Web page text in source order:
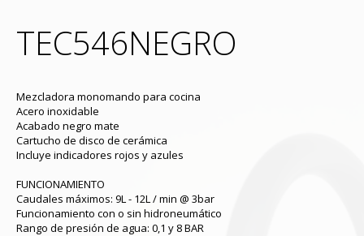
TEC546NEGRO
Mezcladora monomando para cocina
Acero inoxidable
Acabado negro mate
Cartucho de disco de cerámica
Incluye indicadores rojos y azules
FUNCIONAMIENTO
Caudales máximos: 9L - 12L / min @ 3bar
Funcionamiento con o sin hidroneumático
Rango de presión de agua: 0,1 y 8 BAR